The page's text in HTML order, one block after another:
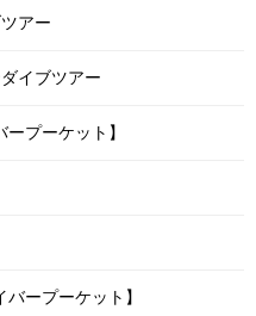
アー
イブツアー
プーケット】
ープーケット】